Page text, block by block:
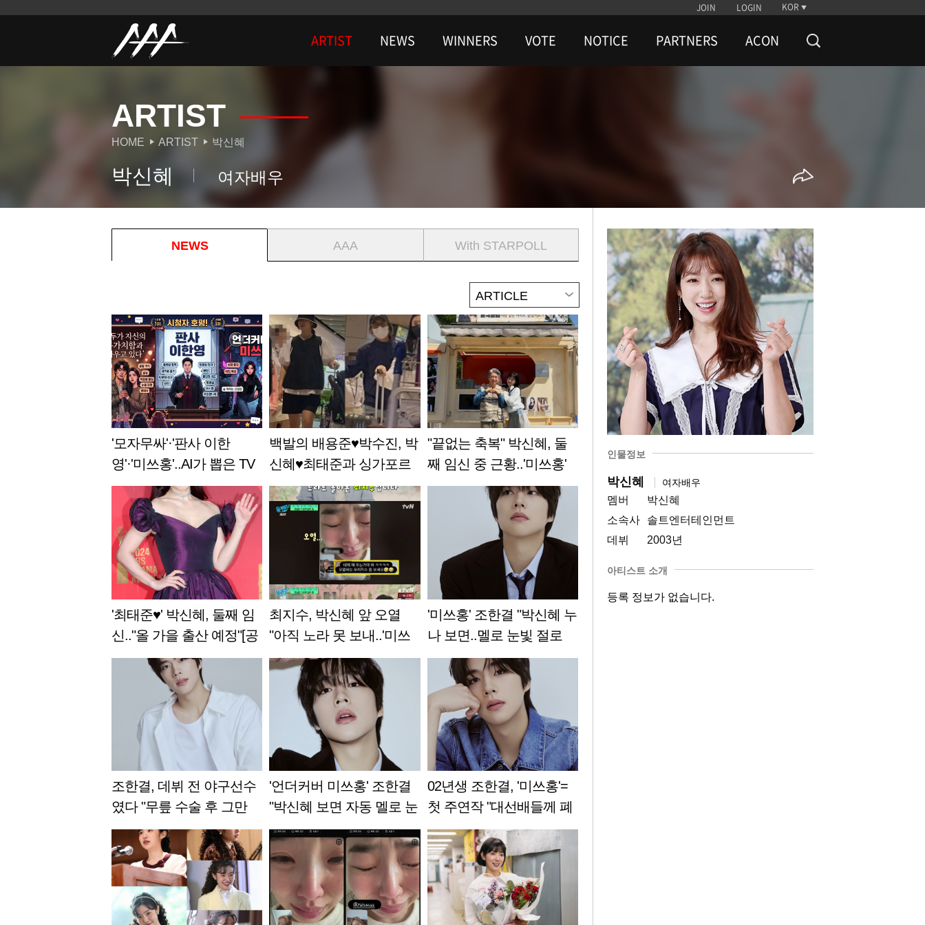
JOIN LOGIN KOR
ARTIST NEWS WINNERS VOTE NOTICE PARTNERS ACON
ARTIST
HOME ARTIST 박신혜
박신혜 여자배우
NEWS AAA With STARPOLL
ARTICLE
'모자무싸'·'판사 이한
영'·'미쓰홍'..AI가 뽑은 TV
드라마 금은동 [상반기 결
산⑥]
백발의 배용준♥박수진, 박
신혜♥최태준과 싱가포르
서 포착..자녀들과 동반 여
행 [스타이슈]
"끝없는 축복" 박신혜, 둘
째 임신 중 근황..'미쓰홍'
식구들 챙겼다 [스타이슈]
'최태준♥' 박신혜, 둘째 임
신.."올 가을 출산 예정"[공
식]
최지수, 박신혜 앞 오열
"아직 노라 못 보내..'미쓰
홍'=동아줄"[유퀴즈]
'미쓰홍' 조한결 "박신혜 누
나 보면..멜로 눈빛 절로
나와" [★FULL인터뷰]
조한결, 데뷔 전 야구선수
였다 "무릎 수술 후 그만
둬, '이제 뭐 하지' 생각 많
았지만.." [인터뷰③]
'언더커버 미쓰홍' 조한결
"박신혜 보면 자동 멜로 눈
빛, 워낙 아름다우니까"
[인터뷰②]
02년생 조한결, '미쓰홍'=
첫 주연작 "대선배들께 폐
가 될까 긴장" [인터뷰①]
인물정보
박신혜 여자배우
멤버
박신혜
소속사
솔트엔터테인먼트
데뷔
2003년
아티스트 소개
등록 정보가 없습니다.